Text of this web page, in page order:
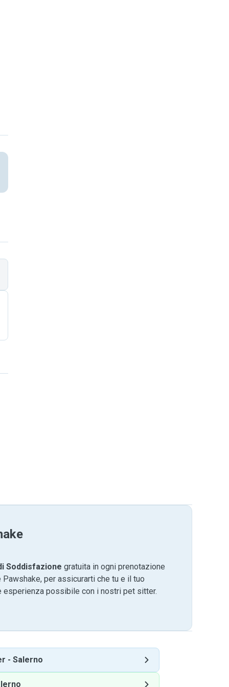
Soddisfazione gratuita in ogni prenotazione
per assicurarti che tu e il tuo
esperienza possibile con i nostri pet sitter.
- Salerno